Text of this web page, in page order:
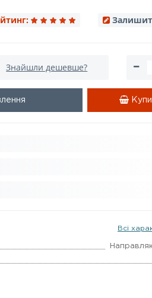
Знайшли дешевше?
Всі